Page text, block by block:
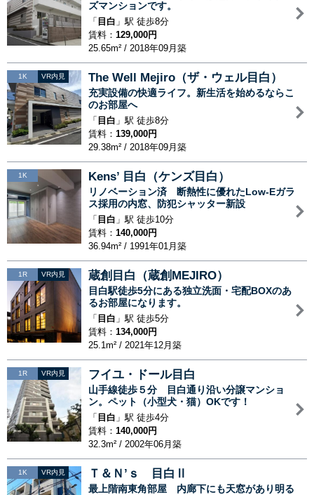
ズマンションです。
「 目白 」駅 徒歩8分
賃料： 129,000円
25.65m² / 2018年09月築
1K VR内見 The Well Mejiro（ザ・ウェル目白）
充実設備の快適ライフ。新生活を始めるならこ
のお部屋へ
「 目白 」駅 徒歩8分
賃料： 139,000円
29.38m² / 2018年09月築
1K Kens’ 目白（ケンズ目白）
リノベーション済 断熱性に優れたLow-Eガラ
ス採用の内窓、防犯シャッター新設
「 目白 」駅 徒歩10分
賃料： 140,000円
36.94m² / 1991年01月築
1R VR内見 蔵創目白（蔵創MEJIRO）
目白駅徒歩5分にある独立洗面・宅配BOXのあ
るお部屋になります。
「 目白 」駅 徒歩5分
賃料： 134,000円
25.1m² / 2021年12月築
1R VR内見 フイユ・ドール目白
山手線徒歩５分 目白通り沿い分譲マンショ
ン。ペット（小型犬・猫）OKです！
「 目白 」駅 徒歩4分
賃料： 140,000円
32.3m² / 2002年06月築
1K VR内見 Ｔ＆Ｎ’ｓ 目白Ⅱ
最上階南東角部屋 内廊下にも天窓があり明る